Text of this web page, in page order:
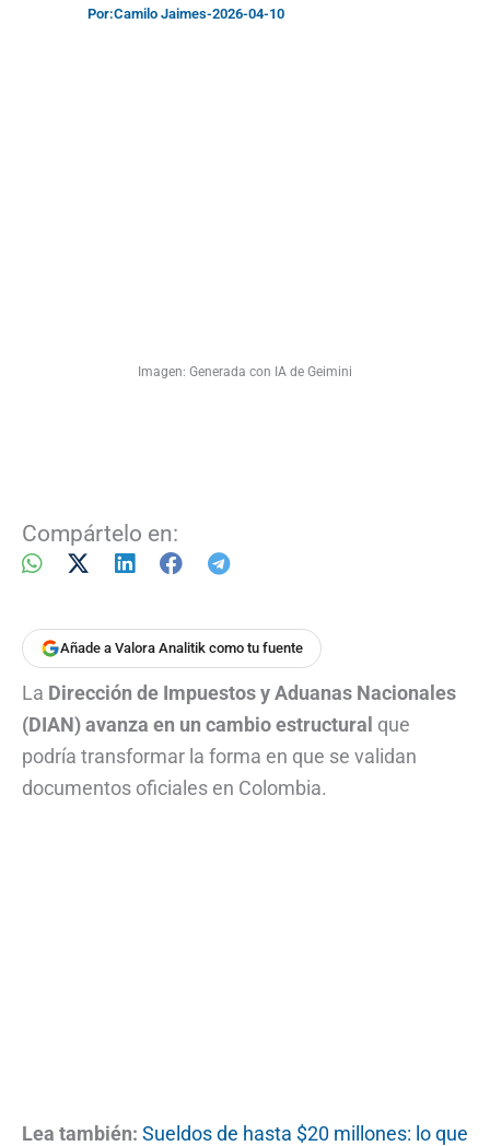
Por:Camilo Jaimes-2026-04-10
Imagen: Generada con IA de Geimini
Compártelo en:
Añade a Valora Analitik como tu fuente
La Dirección de Impuestos y Aduanas Nacionales
(DIAN) avanza en un cambio estructural que
podría transformar la forma en que se validan
documentos oficiales en Colombia.
Lea también: Sueldos de hasta $20 millones: lo que